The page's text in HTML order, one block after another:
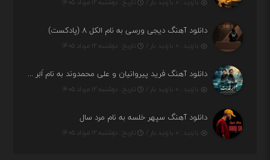
بازدید : ۰ بازدید بار / تاریخ : دوشنبه ۱۲ مرداد ۱۴۰۵
دانلود آهنگ دیجی ورسی به نام الکل ۸ (پادکست)
بازدید : ۰ بازدید بار / تاریخ : دوشنبه ۱۲ مرداد ۱۴۰۵
دانلود آهنگ فرید پیروانیان و علی محمدوند به نام اَبَر قدرت
بازدید : ۰ بازدید بار / تاریخ : دوشنبه ۱۲ مرداد ۱۴۰۵
دانلود آهنگ سپهر خلسه به نام مرد سال
بازدید : ۰ بازدید بار / تاریخ : دوشنبه ۱۲ مرداد ۱۴۰۵